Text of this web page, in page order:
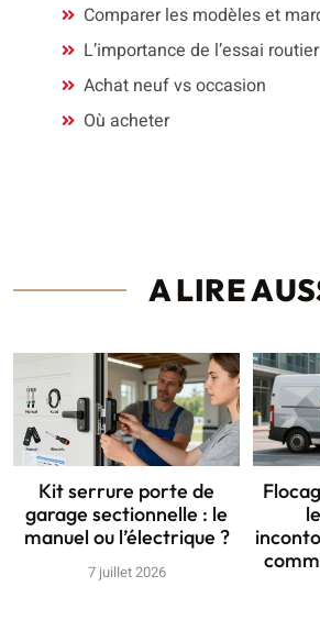
Comparer les modèles et
L’importance de l’essai routier
Achat neuf vs occasion
Où acheter
A LIRE
Kit serrure porte de
garage sectionnelle : le
manuel ou l’électrique ?
7 juillet 2026